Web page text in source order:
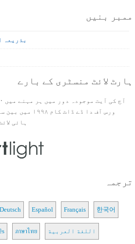
ممبر بنیں
بذریعہ
ہارٹ لائٹ منسٹری کے بارے
ہائی
ترجمہ
Deutsch Español Français 한국어
ภาษาไทย اللغة العربية